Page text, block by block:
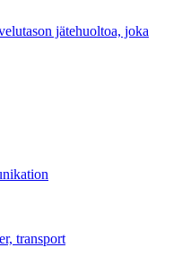
transport